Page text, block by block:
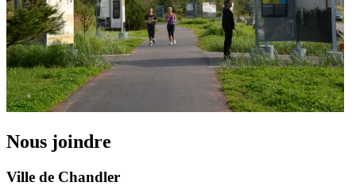
Nous joindre
Ville de Chandler